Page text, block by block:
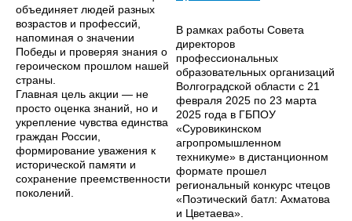
объединяет людей разных
возрастов и профессий,
напоминая о значении
Победы и проверяя знания о
героическом прошлом нашей
страны.
Главная цель акции — не
просто оценка знаний, но и
укрепление чувства единства
граждан России,
формирование уважения к
исторической памяти и
сохранение преемственности
поколений.
В рамках работы Совета
директоров
профессиональных
образовательных организаций
Волгоградской области с 21
февраля 2025 по 23 марта
2025 года в ГБПОУ
«Суровикинском
агропромышленном
техникуме» в дистанционном
формате прошел
региональный конкурс чтецов
«Поэтический батл: Ахматова
и Цветаева».